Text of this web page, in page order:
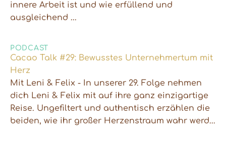
innere Arbeit ist und wie erfüllend und
ausgleichend ...
PODCAST
Cacao Talk #29: Bewusstes Unternehmertum mit
Herz
Mit Leni & Felix - In unserer 29. Folge nehmen
dich Leni & Felix mit auf ihre ganz einzigartige
Reise. Ungefiltert und authentisch erzählen die
beiden, wie ihr großer Herzenstraum wahr werd...